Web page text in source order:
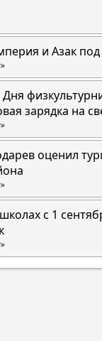
и Азак
зарядка на
оценил
с 1